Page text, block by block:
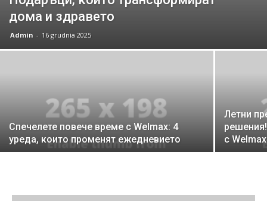
дома и здравето
Admin - 16 grudnia 2025
Спечелете повече време с Welmax: 4
уреда, които променят ежедневието
Летни
с Welmax